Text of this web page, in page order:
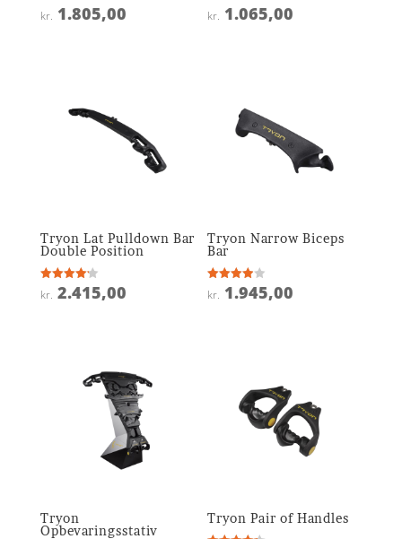
Vurderet
4.6
kr. 1.805,00
Vurderet
4
kr. 1.065,00
Tryon Lat Pulldown Bar
Double Position
Vurderet
4.2
kr. 2.415,00
Tryon Narrow Biceps
Bar
Vurderet
3.9
kr. 1.945,00
Tryon
Opbevaringsstativ
Tryon Pair of Handles